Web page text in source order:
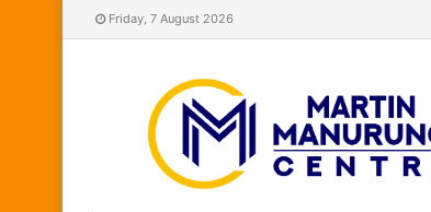
Friday, 7 August 2026